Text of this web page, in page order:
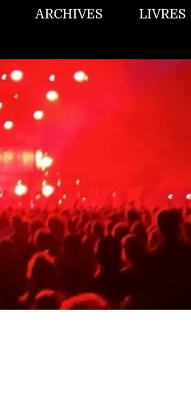
ARCHIVES LIVRES